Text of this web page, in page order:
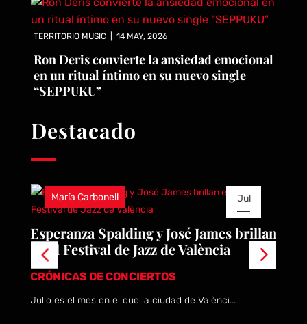
TERRITORIO MUSIC 14 MAY, 2026
Ron Deris convierte la ansiedad emocional
en un ritual íntimo en su nuevo single
“SEPPUKU”
Destacado
María Carbonell Jul
Esperanza Spalding y José James brillan
en el Festival de Jazz de València
CRÓNICAS DE CONCIERTOS
Julio es el mes en el que la ciudad de Valènci...